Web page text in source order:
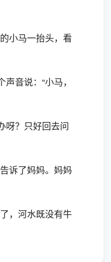
小马一抬头，看
音说：“小马，
？只好回去问
诉了妈妈。妈妈
，河水既没有牛